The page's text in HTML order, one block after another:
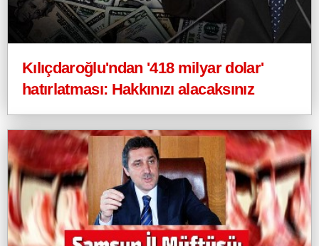
Kılıçdaroğlu'ndan '418 milyar dolar'
hatırlatması: Hakkınızı alacaksınız